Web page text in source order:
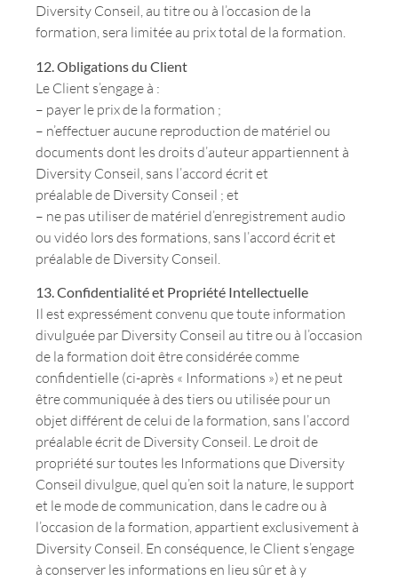
Diversity Conseil, au titre ou à l’occasion de la
formation, sera limitée au prix total de la formation.
12. Obligations du Client
Le Client s’engage à :
– payer le prix de la formation ;
– n’effectuer aucune reproduction de matériel ou
documents dont les droits d’auteur appartiennent à
Diversity Conseil, sans l’accord écrit et
préalable de Diversity Conseil ; et
– ne pas utiliser de matériel d’enregistrement audio
ou vidéo lors des formations, sans l’accord écrit et
préalable de Diversity Conseil.
13. Confidentialité et Propriété Intellectuelle
Il est expressément convenu que toute information
divulguée par Diversity Conseil au titre ou à l’occasion
de la formation doit être considérée comme
confidentielle (ci-après « Informations ») et ne peut
être communiquée à des tiers ou utilisée pour un
objet différent de celui de la formation, sans l’accord
préalable écrit de Diversity Conseil. Le droit de
propriété sur toutes les Informations que Diversity
Conseil divulgue, quel qu’en soit la nature, le support
et le mode de communication, dans le cadre ou à
l’occasion de la formation, appartient exclusivement à
Diversity Conseil. En conséquence, le Client s’engage
à conserver les informations en lieu sûr et à y